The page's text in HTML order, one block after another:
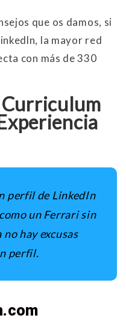
que os damos, si
la mayor red
con más de 330
perfil de LinkedIn
un Ferrari sin
hay excusas
perfil.